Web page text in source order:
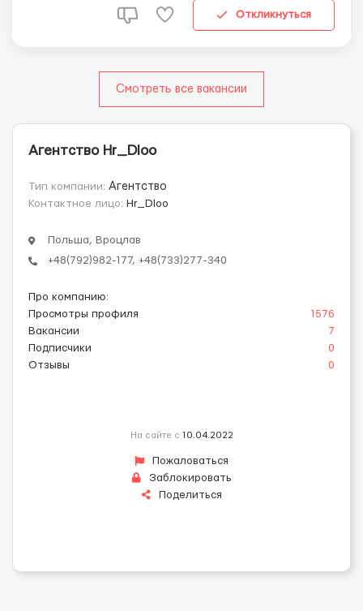
оплачивается по стороне работодателя; 📍Откликнуться
Смотреть все вакансии
Агентство Hr_Dloo
Тип компании: Агентство
Контактное лицо: Hr_Dloo
Польша, Вроцлав
+48(792)982-177, +48(733)277-340
Про компанию:
Просмотры профиля
1576
Вакансии
7
Подписчики
0
Отзывы
0
На сайте с 10.04.2022
Пожаловаться
Заблокировать
Поделиться